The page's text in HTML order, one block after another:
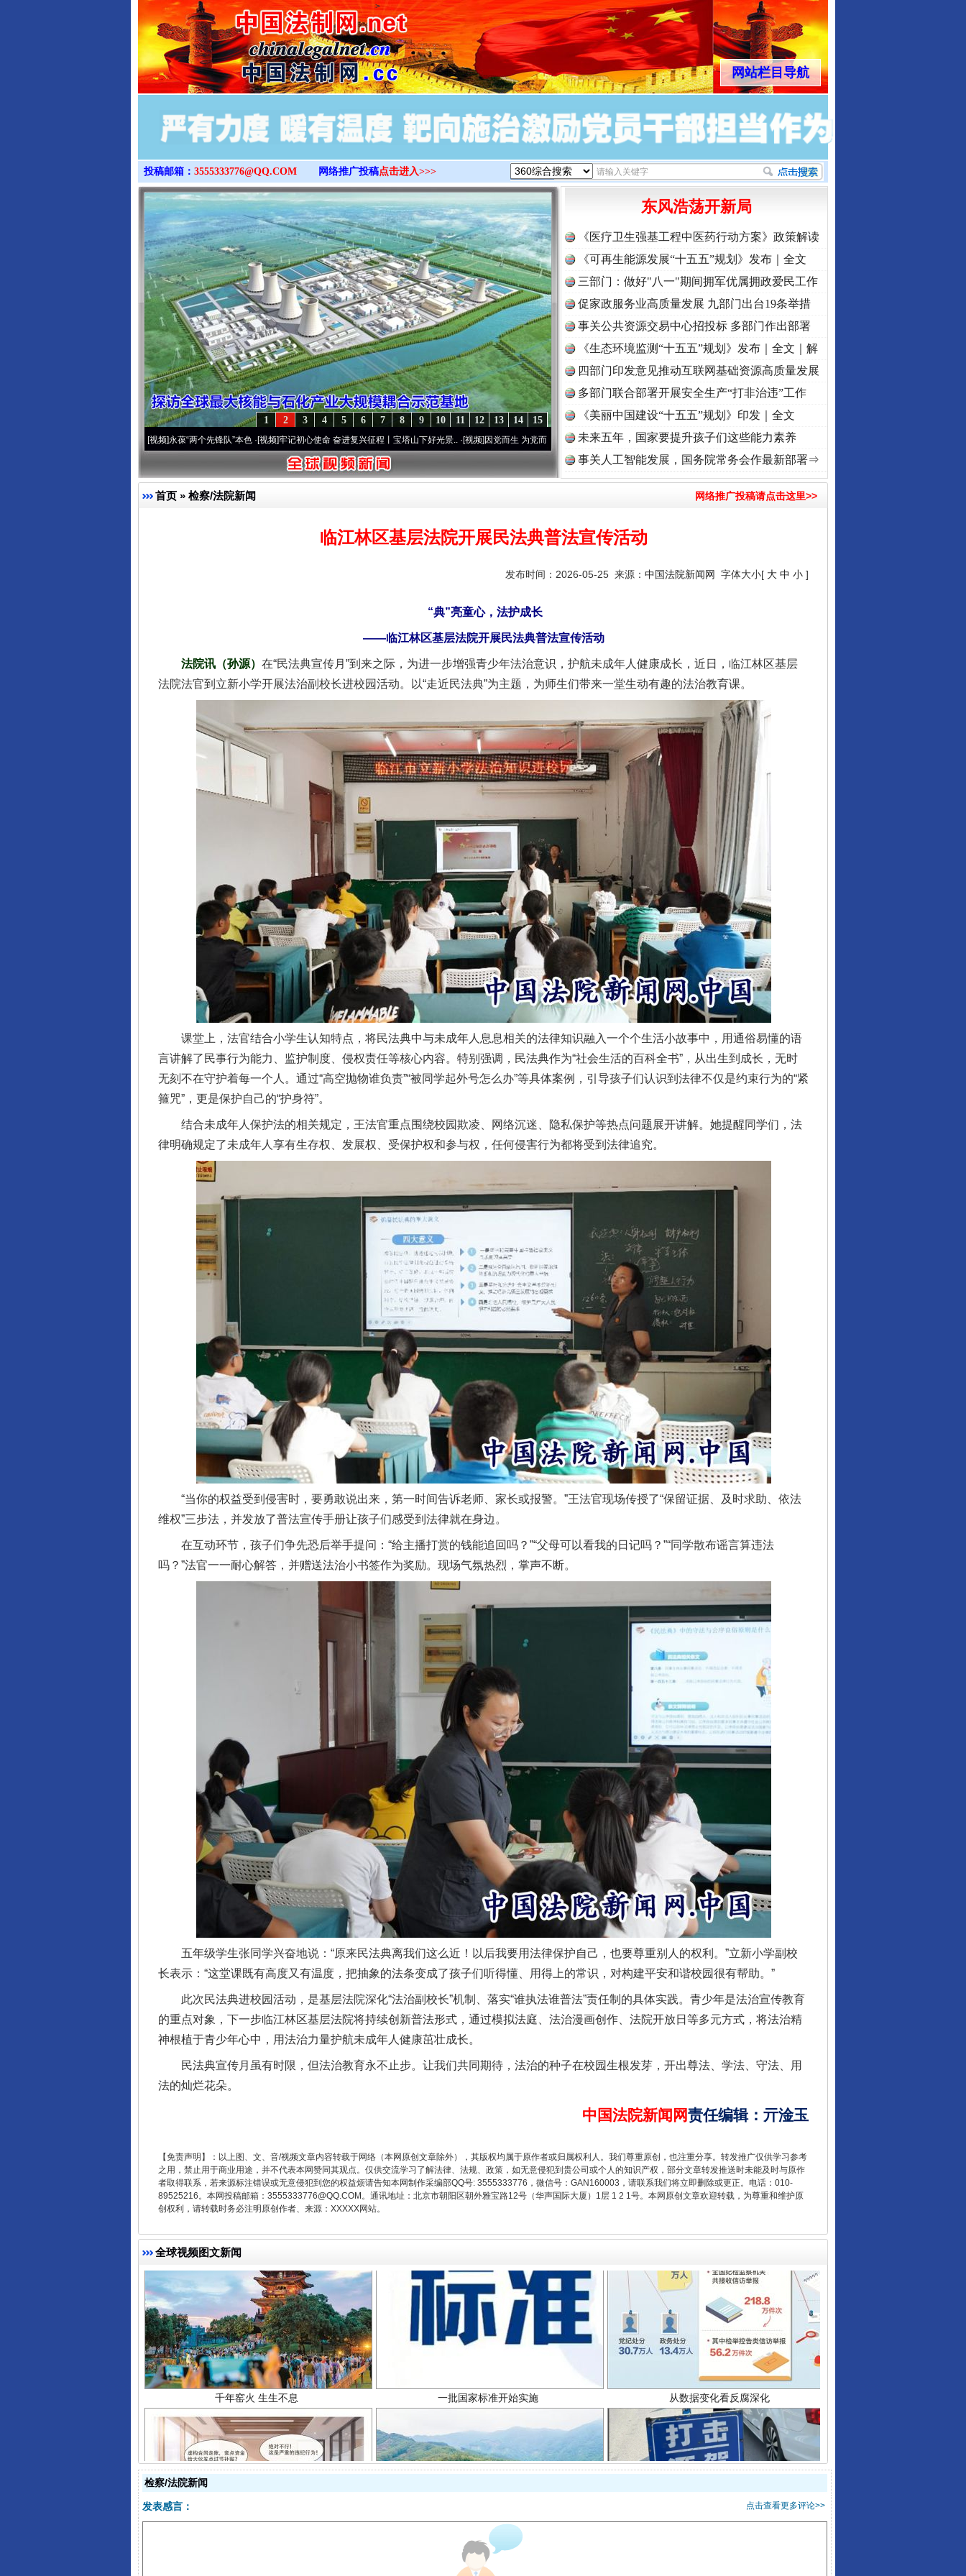
>
网站栏目导航
投稿邮箱： 3555333776@QQ.COM 网络推广投稿点击进入>>>
15
14
13
12
11
10
9
8
7
6
5
4
3
2
1
永葆“两个先锋队”本色·[视频]牢记初心使命 奋进复兴征程丨宝塔山下好光景..·[视频]因党而生 为党而战——百年“纪”事⑧加强纪律..·[视频] 牢记初心使命 奋进复兴征程丨“转折之城”激荡..
东风浩荡开新局
《医疗卫生强基工程中医药行动方案》政策解读
《可再生能源发展“十五五”规划》发布｜全文
三部门：做好"八一"期间拥军优属拥政爱民工作
促家政服务业高质量发展 九部门出台19条举措
事关公共资源交易中心招投标 多部门作出部署
《生态环境监测“十五五”规划》发布｜全文｜解
读
四部门印发意见推动互联网基础资源高质量发展
多部门联合部署开展安全生产“打非治违”工作
《美丽中国建设“十五五”规划》印发｜全文
未来五年，国家要提升孩子们这些能力素养
事关人工智能发展，国务院常务会作最新部署⇒
首页 » 检察/法院新闻 网络推广投稿请点击这里>>
临江林区基层法院开展民法典普法宣传活动
发布时间：2026-05-25 来源： 中国法院新闻网 字体大小[ 大 中 小 ]
“典”亮童心，法护成长
——临江林区基层法院开展民法典普法宣传活动
法院讯（孙源） 在“民法典宣传月”到来之际，为进一步增强青少年法治意识，护航未成年人健康成长，近日，临江林区基层
法院法官到立新小学开展法治副校长进校园活动。以“走近民法典”为主题，为师生们带来一堂生动有趣的法治教育课。
课堂上，法官结合小学生认知特点，将民法典中与未成年人息息相关的法律知识融入一个个生活小故事中，用通俗易懂的语
言讲解了民事行为能力、监护制度、侵权责任等核心内容。特别强调，民法典作为“社会生活的百科全书”，从出生到成长，无时
无刻不在守护着每一个人。通过“高空抛物谁负责”“被同学起外号怎么办”等具体案例，引导孩子们认识到法律不仅是约束行为的“紧
箍咒”，更是保护自己的“护身符”。
结合未成年人保护法的相关规定，王法官重点围绕校园欺凌、网络沉迷、隐私保护等热点问题展开讲解。她提醒同学们，法
律明确规定了未成年人享有生存权、发展权、受保护权和参与权，任何侵害行为都将受到法律追究。
“当你的权益受到侵害时，要勇敢说出来，第一时间告诉老师、家长或报警。”王法官现场传授了“保留证据、及时求助、依法
维权”三步法，并发放了普法宣传手册让孩子们感受到法律就在身边。
在互动环节，孩子们争先恐后举手提问：“给主播打赏的钱能追回吗？”“父母可以看我的日记吗？”“同学散布谣言算违法
吗？”法官一一耐心解答，并赠送法治小书签作为奖励。现场气氛热烈，掌声不断。
五年级学生张同学兴奋地说：“原来民法典离我们这么近！以后我要用法律保护自己，也要尊重别人的权利。”立新小学副校
长表示：“这堂课既有高度又有温度，把抽象的法条变成了孩子们听得懂、用得上的常识，对构建平安和谐校园很有帮助。”
此次民法典进校园活动，是基层法院深化“法治副校长”机制、落实“谁执法谁普法”责任制的具体实践。青少年是法治宣传教育
的重点对象，下一步临江林区基层法院将持续创新普法形式，通过模拟法庭、法治漫画创作、法院开放日等多元方式，将法治精
神根植于青少年心中，用法治力量护航未成年人健康茁壮成长。
民法典宣传月虽有时限，但法治教育永不止步。让我们共同期待，法治的种子在校园生根发芽，开出尊法、学法、守法、用
法的灿烂花朵。
中国法院新闻网责任编辑： 亓淦玉
【免责声明】：以上图、文、音/视频文章内容转载于网络（本网原创文章除外），其版权均属于原作者或归属权利人。我们尊重原创，也注重分享。转发推广仅供学习参考
之用，禁止用于商业用途，并不代表本网赞同其观点。仅供交流学习了解法律、法规、政策，如无意侵犯到贵公司或个人的知识产权，部分文章转发推送时未能及时与原作
者取得联系，若来源标注错误或无意侵犯到您的权益烦请告知本网制作采编部QQ号: 3555333776，微信号：GAN160003，请联系我们将立即删除或更正。电话：010-
89525216。本网投稿邮箱：3555333776@QQ.COM。通讯地址：北京市朝阳区朝外雅宝路12号（华声国际大厦）1层 1 2 1号。本网原创文章欢迎转载，为尊重和维护原
创权利，请转载时务必注明原创作者、来源：XXXXX网站。
全球视频图文新闻
完善运行机制助力责任有效落实 一纸欠条伤亲情 巡回调解促和解.. 行业协会接连发公告
千年窑火 生生不息 一批国家标准开始实施 从数据变化看反腐深化
揭开“小金库”的免责幌子 以产业富民促振兴 酒驾未被当场查获能处罚吗
检察/法院新闻
点击查看更多评论>>
发表感言：